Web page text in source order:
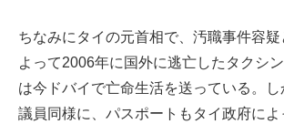
ちなみにタイの元首相で、汚職事件容
よって2006年に国外に逃亡したタクシ
は今ドバイで亡命生活を送っている。
議員同様に、パスポートもタイ政府によ